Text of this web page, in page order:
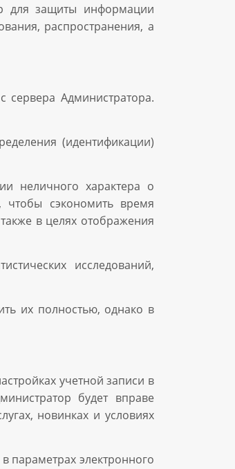
для защиты информации
распространения, а
Администратора.
(идентификации)
неличного характера о
чтобы сэкономить время
в целях отображения
исследований,
их полностью, однако в
учетной записи в
будет вправе
новинках и условиях
параметрах электронного